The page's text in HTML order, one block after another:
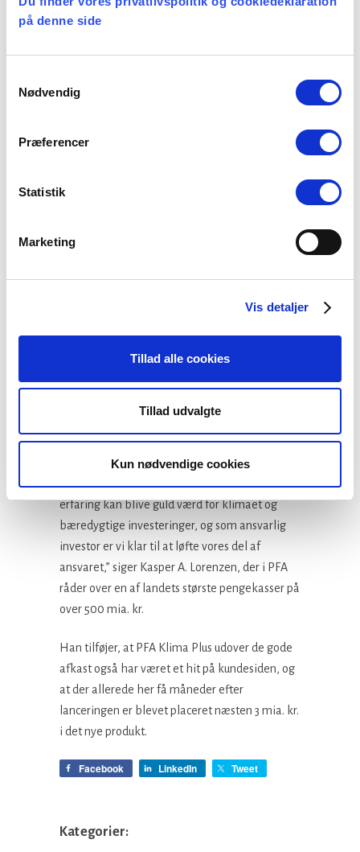
på denne side
Nødvendig
Præferencer
Statistik
Marketing
Vis detaljer
Tillad alle cookies
Tillad udvalgte
Kun nødvendige cookies
coronakrisen, fx indenfor rejsebranchen,
ugeneret af nedlukningernes hastighedsbump.
afkastet i PFA’s nye ekstraklimavenlige
lanceret i foråret i 2020, så har
brede markedsafkast.
skabt et afkast, som ligger ca. 2 pct. over
markedet. Det er selvfølgelig en kort periode
grund til fortsat grøn optimisme. For
coronakrisen har vist os, hvor hurtigt vi kan
udvikle løsninger, når først politisk velvilje,
finansiering og forskning spiller sammen. Den
erfaring kan blive guld værd for klimaet og
bæredygtige investeringer, og som ansvarlig
investor er vi klar til at løfte vores del af
ansvaret,” siger Kasper A. Lorenzen, der i PFA
råder over en af landets største pengekasser på
over 500 mia. kr.
Han tilføjer, at PFA Klima Plus udover de gode
afkast også har været et hit på kundesiden, og
at der allerede her få måneder efter
lanceringen er blevet placeret næsten 3 mia. kr.
i det nye produkt.
Facebook LinkedIn Tweet
Kategorier: